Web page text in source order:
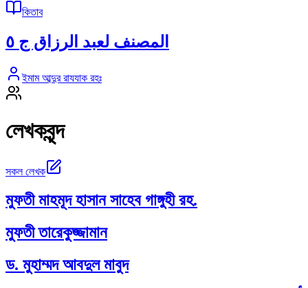
কিতাব
المصنف لعبد الرزاق ج ٥
ইমাম আব্দুর রাযযাক রহঃ
লেখকবৃন্দ
সকল লেখক
মুফতী মাহমূদ হাসান সাহেব গাঙ্গুহী রহ.
মুফতী তারেকুজ্জামান
ড. মুহাম্মদ আবদুল মাবুদ